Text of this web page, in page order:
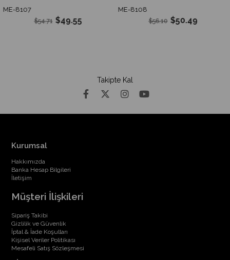
ME-8107
$49.55
$54.71
ME-8108
$50.49
$56.10
Takipte Kal
Kurumsal
Hakkımızda
Banka Hesap Bilgileri
İletişim
Müşteri İlişkileri
Sipariş Takibi
Gizlilik ve Güvenlik
İptal & İade Koşulları
Kişisel Veriler Politikası
Mesafeli Satış Sözleşmesi